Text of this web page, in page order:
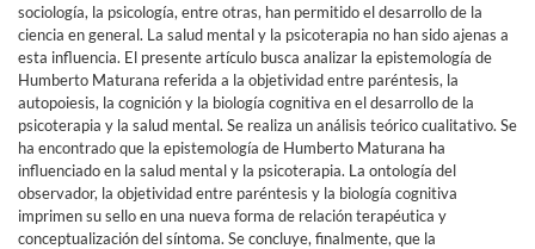
sociología, la psicología, entre otras, han permitido el desarrollo de la
ciencia en general. La salud mental y la psicoterapia no han sido ajenas a
esta influencia. El presente artículo busca analizar la epistemología de
Humberto Maturana referida a la objetividad entre paréntesis, la
autopoiesis, la cognición y la biología cognitiva en el desarrollo de la
psicoterapia y la salud mental. Se realiza un análisis teórico cualitativo. Se
ha encontrado que la epistemología de Humberto Maturana ha
influenciado en la salud mental y la psicoterapia. La ontología del
observador, la objetividad entre paréntesis y la biología cognitiva
imprimen su sello en una nueva forma de relación terapéutica y
conceptualización del síntoma. Se concluye, finalmente, que la